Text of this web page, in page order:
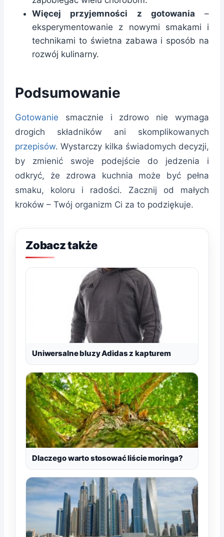
Więcej przyjemności z gotowania –
eksperymentowanie z nowymi smakami i
technikami to świetna zabawa i sposób na
rozwój kulinarny.
Podsumowanie
Gotowanie smacznie i zdrowo nie wymaga
drogich składników ani skomplikowanych
przepisów. Wystarczy kilka świadomych decyzji,
by zmienić swoje podejście do jedzenia i
odkryć, że zdrowa kuchnia może być pełna
smaku, koloru i radości. Zacznij od małych
kroków – Twój organizm Ci za to podziękuje.
Zobacz także
Uniwersalne bluzy Adidas z kapturem
Dlaczego warto stosować liście moringa?